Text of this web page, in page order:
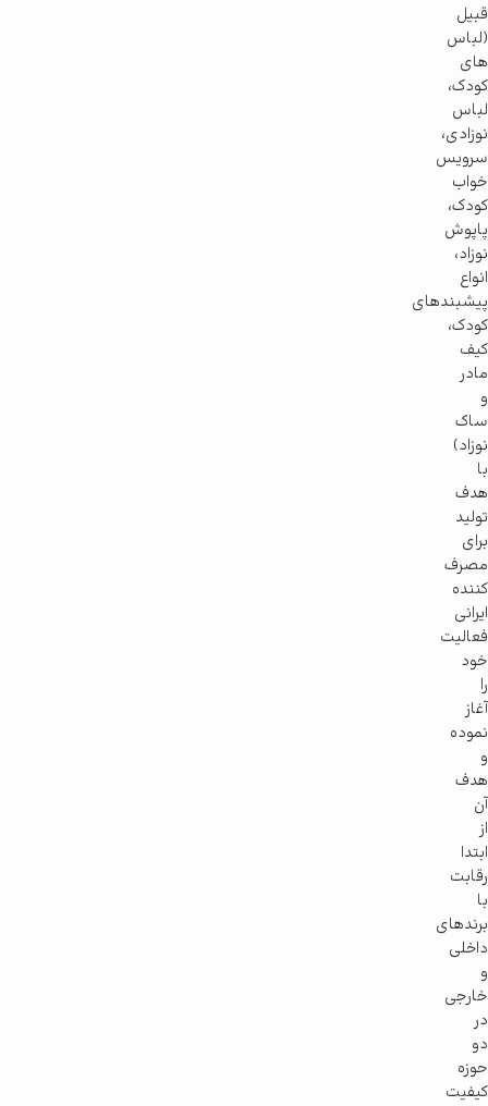
قبیل
(لباس
های
کودک،
لباس
نوزادی،
سرویس
خواب
کودک،
پاپوش
نوزاد،
انواع
پیشبندهای
کودک،
کیف
مادر
و
ساک
نوزاد)
با
هدف
تولید
برای
مصرف
کننده
ایرانی
فعالیت
خود
را
آغاز
نموده
و
هدف
آن
از
ابتدا
رقابت
با
برندهای
داخلی
و
خارجی
در
دو
حوزه
کیفیت